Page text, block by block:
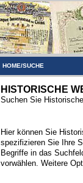
HOME/SUCHE
HISTORISCHE
Suchen Sie
Hier können Sie
spezifizieren Sie Ihre
Begriffe in das
vorwählen. Weitere